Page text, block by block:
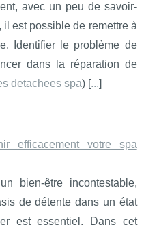
avec un peu de savoir-
est possible de remettre à
Identifier le problème de
dans la réparation de
detachees spa) [...]
efficacement votre spa
bien-être incontestable,
de détente dans un état
est essentiel. Dans cet